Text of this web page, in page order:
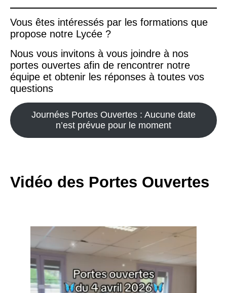
Vous êtes intéressés par les formations que
propose notre Lycée ?
Nous vous invitons à vous joindre à nos
portes ouvertes afin de rencontrer notre
équipe et obtenir les réponses à toutes vos
questions
Journées Portes Ouvertes : Aucune date
n’est prévue pour le moment
Vidéo des Portes Ouvertes